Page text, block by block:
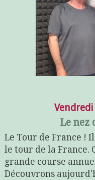
Le nez
Le Tour de France !
le tour de la France.
grande course
Découvrons